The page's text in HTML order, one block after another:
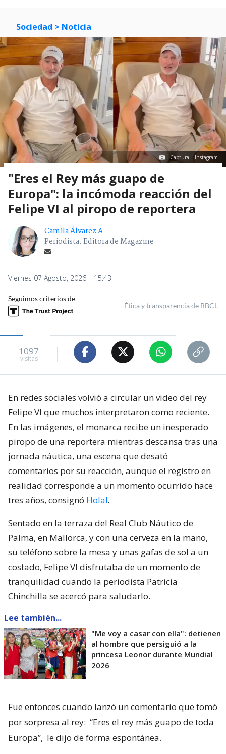
Sociedad > Noticia
Captura | Instagram
"Eres el Rey más guapo de
Europa": la incómoda reacción del
Felipe VI al piropo de reportera
Camila Álvarez A
Periodista. Editora de Magazine
Viernes 07 Agosto, 2026 | 15:43
Seguimos criterios de
Ética y transparencia de BBCL
1097
visitas
En redes sociales volvió a circular un video del rey
Felipe VI que muchos interpretaron como reciente.
En las imágenes, el monarca recibe un inesperado
piropo de una reportera mientras descansa tras una
jornada náutica, una escena que desató
comentarios por su reacción, aunque el registro en
realidad corresponde a un momento ocurrido hace
tres años, consignó Hola!.
Sentado en la terraza del Real Club Náutico de
Palma, en Mallorca, y con una cerveza en la mano,
su teléfono sobre la mesa y unas gafas de sol a un
costado, Felipe VI disfrutaba de un momento de
tranquilidad cuando la periodista Patricia
Chinchilla se acercó para saludarlo.
Lee también...
"Me voy a casar con ella": detienen
al hombre que persiguió a la
princesa Leonor durante Mundial
2026
Fue entonces cuando lanzó un comentario que tomó
por sorpresa al rey: “Eres el rey más guapo de toda
Europa”, le dijo de forma espontánea.